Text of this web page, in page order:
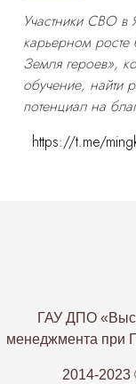
Участники СВО в
карьерном росте
Земля героев»,
обучение, найти
потенциал на
https://t.me/
ГАУ ДПО
менеджмента при
2014-